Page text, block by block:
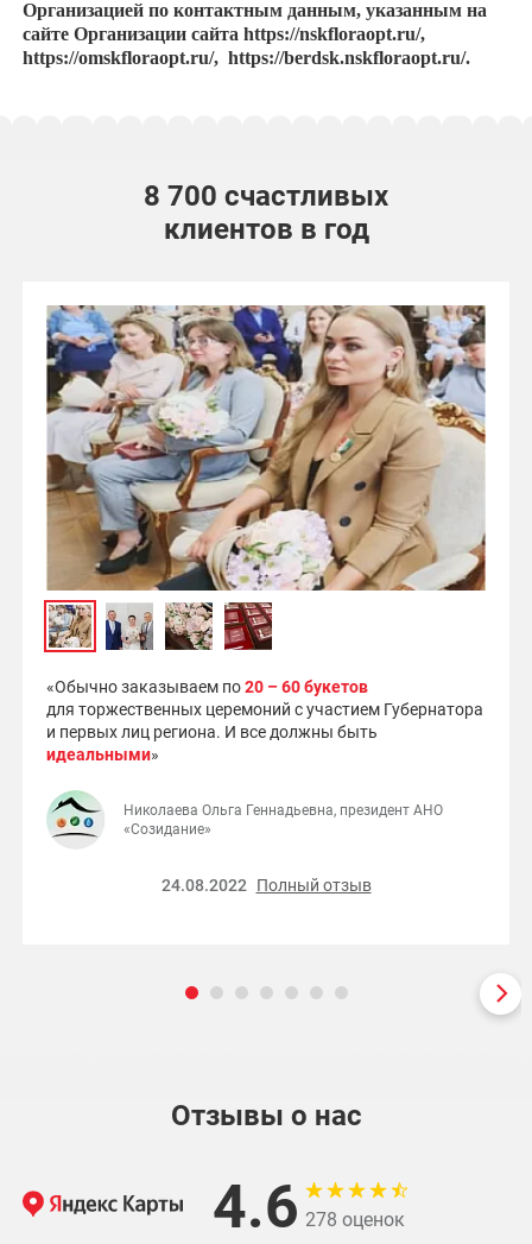
Организацией по контактным данным, указанным на
сайте Организации сайта https://nskfloraopt.ru/,
https://omskfloraopt.ru/, https://berdsk.nskfloraopt.ru/.
8 700 счастливых
клиентов в год
«Обычно заказываем по20 – 60 букетов
для торжественных церемоний с участием Губернатора
и первых лиц региона. И все должны быть
идеальными»
Николаева Ольга Геннадьевна, президент АНО
«Созидание»
24.08.2022 Полный отзыв
Отзывы о нас
4.6 278 оценок